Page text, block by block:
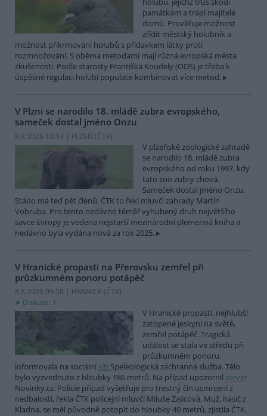
památkám a trápí majitele
domů. Prověřuje možnost
zřídit městský holubník a
možnost přikrmování holubů s přídavkem látky proti
rozmnožování. S oběma metodami mají různá evropská města
zkušenosti. Podle starosty Františka Koudely (ODS) je třeba k
úspěšné regulaci holubí populace kombinovat více metod.
V Plzni se narodilo 18. mládě zubra evropského,
sameček dostal jméno Onzu
8.8.2026 10:13 | PLZEŇ (ČTK)
V plzeňské zoologické zahradě
se narodilo 18. mládě zubra
evropského od roku 1997, kdy
tato zoo zubry chová.
Sameček dostal jméno Onzu.
Stádo má teď pět členů. ČTK to řekl mluvčí zahrady Martin
Vobruba. Pro tento nedávno téměř vyhubený druh největšího
savce Evropy je vedena nejstarší mezinárodní plemenná kniha a
nedávno byla vydána nová za rok 2025.
V Hranické propasti na Přerovsku zemřel při
průzkumném ponoru potápěč
8.8.2026 09:58 | HRANICE (ČTK)
Diskuse: 1
V Hranické propasti, nejhlubší
zatopené jeskyni na světě,
zemřel potápěč. Tragická
událost se stala ve středu při
průzkumném ponoru,
informovala na sociální síti Speleologická záchranná služba. Tělo
bylo vyzvednuto z hloubky 186 metrů. Na případ upozornil server
Novinky.cz. Policie případ vyšetřuje pro trestný čin usmrcení z
nedbalosti, řekla ČTK policejní mluvčí Miluše Zajícová. Muž, hasič z
Kladna, se měl původně potopit do hloubky 40 metrů, zjistila ČTK.